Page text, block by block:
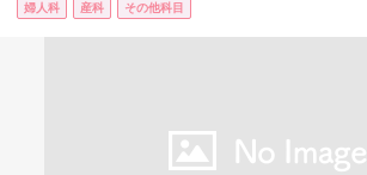
婦人科 産科 その他科目